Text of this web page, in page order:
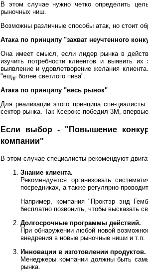
В этом случае нужно четко определить
рыночных ниш.
Возможны различные способы атак, но стоит
Атака по принципу "захват неучтенного
Она имеет смысл, если лидер рынка в
изучить потребности клиентов и выявить
выявление и удовлетворение желания
"ещ╦ более светлого пива".
Атака по принципу "весь рынок"
Для реализации этого принципа спе-
сектор рынка. Так Ксерокс победил 3М,
Если выбор - "Повышение
компании"
В этом случае специалисты рекомендуют
Знание клиента.
Рекомендуется организовать
посредниках, а также регулярно
Например, компания "Проктэр энд
бесплатно позвонить, чтобы высказать
Долгосрочные программы действий.
При обнаружении любой новой
внедрения в новые рыночные ниши и т.п.
Инновации в изготовлении продуктов.
Менеджеры компании должны быть
рынка.